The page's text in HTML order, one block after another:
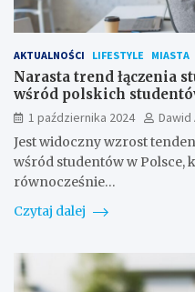
AKTUALNOŚCI LIFESTYLE MIASTA
Narasta trend łączenia
wśród polskich
1 października 2024
Jest widoczny wzrost
wśród studentów w Polsce,
równocześnie…
Czytaj dalej